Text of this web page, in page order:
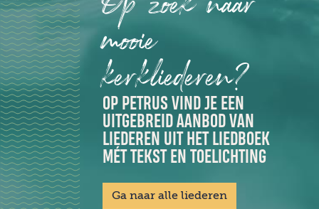
mooie
kerkliederen?
OP PETRUS VIND JE EEN
UITGEBREID AANBOD VAN
LIEDEREN UIT HET LIEDBOEK
MÉT TEKST EN TOELICHTING
Ga naar alle liederen